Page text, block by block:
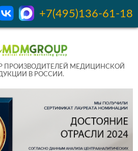
+7(495)136-61-18
ПРОИЗВОДИТЕЛЕЙ МЕДИЦИНСКОЙ
В РОССИИ.